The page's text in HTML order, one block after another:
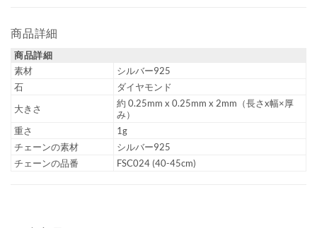
商品詳細
商品詳細
素材
シルバー925
石
ダイヤモンド
大きさ
約 0.25mm x 0.25mm x 2mm（長さx幅×厚
み）
重さ
1g
チェーンの素材
シルバー925
チェーンの品番
FSC024 (40-45cm)